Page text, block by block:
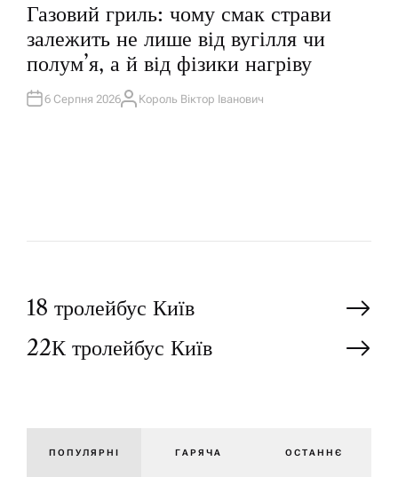
Л
І
К
У
А
Т
Газовий гриль: чому смак страви
залежить не лише від вугілля чи
полум’я, а й від фізики нагріву
6 Серпня 2026А
Король Віктор Іванович
Н
а
18 тролейбус Київ
22К тролейбус Київ
ПОПУЛЯРНІ ГАРЯЧА ОСТАННЄ